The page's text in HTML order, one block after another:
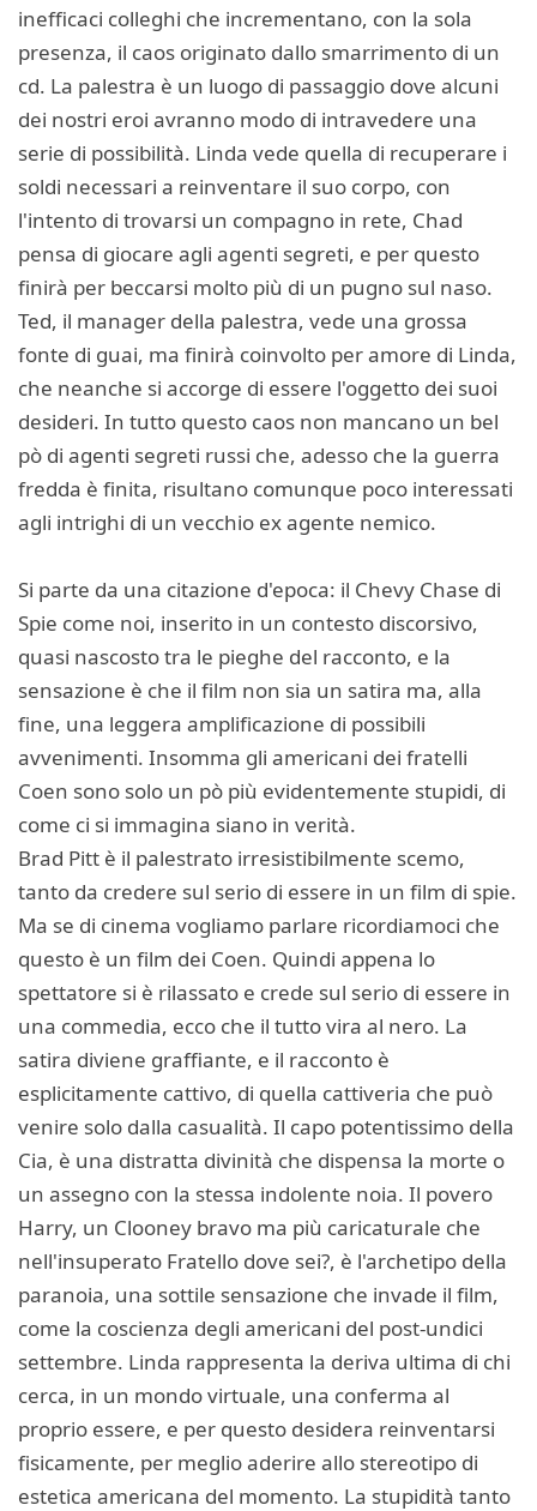
inefficaci colleghi che incrementano, con la sola
presenza, il caos originato dallo smarrimento di un
cd. La palestra è un luogo di passaggio dove alcuni
dei nostri eroi avranno modo di intravedere una
serie di possibilità. Linda vede quella di recuperare i
soldi necessari a reinventare il suo corpo, con
l'intento di trovarsi un compagno in rete, Chad
pensa di giocare agli agenti segreti, e per questo
finirà per beccarsi molto più di un pugno sul naso.
Ted, il manager della palestra, vede una grossa
fonte di guai, ma finirà coinvolto per amore di Linda,
che neanche si accorge di essere l'oggetto dei suoi
desideri. In tutto questo caos non mancano un bel
pò di agenti segreti russi che, adesso che la guerra
fredda è finita, risultano comunque poco interessati
agli intrighi di un vecchio ex agente nemico.
Si parte da una citazione d'epoca: il Chevy Chase di
Spie come noi, inserito in un contesto discorsivo,
quasi nascosto tra le pieghe del racconto, e la
sensazione è che il film non sia un satira ma, alla
fine, una leggera amplificazione di possibili
avvenimenti. Insomma gli americani dei fratelli
Coen sono solo un pò più evidentemente stupidi, di
come ci si immagina siano in verità.
Brad Pitt è il palestrato irresistibilmente scemo,
tanto da credere sul serio di essere in un film di spie.
Ma se di cinema vogliamo parlare ricordiamoci che
questo è un film dei Coen. Quindi appena lo
spettatore si è rilassato e crede sul serio di essere in
una commedia, ecco che il tutto vira al nero. La
satira diviene graffiante, e il racconto è
esplicitamente cattivo, di quella cattiveria che può
venire solo dalla casualità. Il capo potentissimo della
Cia, è una distratta divinità che dispensa la morte o
un assegno con la stessa indolente noia. Il povero
Harry, un Clooney bravo ma più caricaturale che
nell'insuperato Fratello dove sei?, è l'archetipo della
paranoia, una sottile sensazione che invade il film,
come la coscienza degli americani del post-undici
settembre. Linda rappresenta la deriva ultima di chi
cerca, in un mondo virtuale, una conferma al
proprio essere, e per questo desidera reinventarsi
fisicamente, per meglio aderire allo stereotipo di
estetica americana del momento. La stupidità tanto